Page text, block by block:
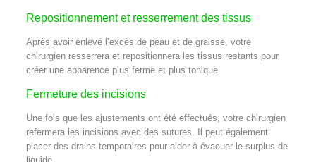
Repositionnement et resserrement des tissus
Après avoir enlevé l’excès de peau et de graisse, votre
chirurgien resserrera et repositionnera les tissus restants pour
créer une apparence plus ferme et plus tonique.
Fermeture des incisions
Une fois que les ajustements ont été effectués, votre chirurgien
refermera les incisions avec des sutures. Il peut également
placer des drains temporaires pour aider à évacuer le surplus de